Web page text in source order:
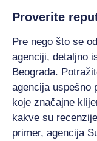
Proverite
Pre nego što se
agenciji, detaljno
Beograda.
agencija uspešno
koje značajne
kakve su
primer, agencija